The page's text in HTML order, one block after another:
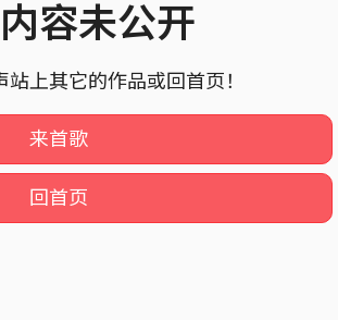
容未公开
上其它的作品或回首页！
来首歌
回首页